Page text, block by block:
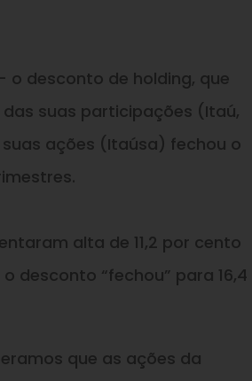
desconto de holding, que
suas participações (Itaú,
ações (Itaúsa) fechou o
alta de 11,2 por cento
desconto “fechou” para 16,4
que as ações da